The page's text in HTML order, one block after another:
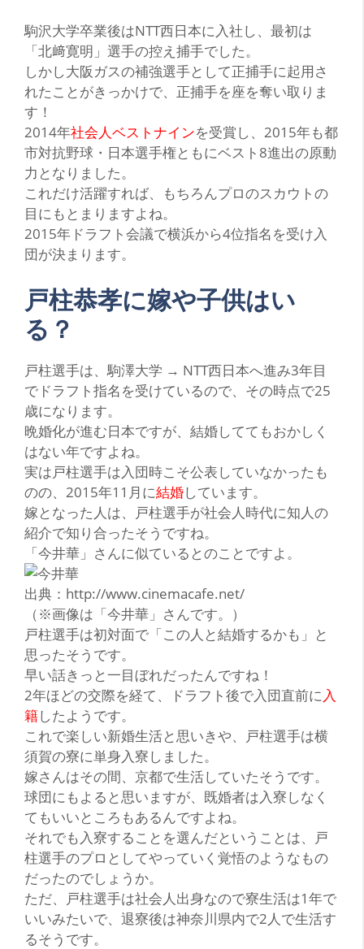
駒沢大学卒業後はNTT西日本に入社し、最初は
「北﨑寛明」 選手の控え捕手でした。
しかし大阪ガスの補強選手として正捕手に起用さ
れたことがきっかけで、正捕手を座を奪い取りま
す！
2014年社会人ベストナインを受賞し、2015年も都
市対抗野球・日本選手権ともにベスト8進出の原動
力となりました。
これだけ活躍すれば、もちろんプロのスカウトの
目にもとまりますよね。
2015年ドラフト会議で横浜から4位指名を受け入
団が決まります。
戸柱恭孝に嫁や子供はい
る？
戸柱選手は、駒澤大学 → NTT西日本へ進み3年目
でドラフト指名を受けているので、その時点で25
歳になります。
晩婚化が進む日本ですが、結婚しててもおかしく
はない年ですよね。
実は戸柱選手は入団時こそ公表していなかったも
のの、2015年11月に結婚しています。
嫁となった人は、戸柱選手が社会人時代に知人の
紹介で知り合ったそうですね。
「今井華」 さんに似ているとのことですよ。
出典：http://www.cinemacafe.net/
（※画像は「今井華」さんです。）
戸柱選手は初対面で「この人と結婚するかも」と
思ったそうです。
早い話きっと一目ぼれだったんですね！
2年ほどの交際を経て、ドラフト後で入団直前に入
籍したようです。
これで楽しい新婚生活と思いきや、戸柱選手は横
須賀の寮に単身入寮しました。
嫁さんはその間、京都で生活していたそうです。
球団にもよると思いますが、既婚者は入寮しなく
てもいいところもあるんですよね。
それでも入寮することを選んだということは、戸
柱選手のプロとしてやっていく 覚悟のようなもの
だったのでしょうか。
ただ、戸柱選手は社会人出身なので寮生活は1年で
いいみたいで、退寮後は神奈川県内で2人で生活す
るそうです。